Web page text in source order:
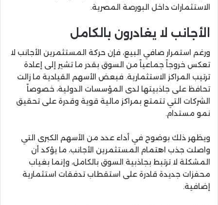
الاستثمارات داخل البورصة المصرية.
الأجانب لا يغادرون بالكامل
ورغم استمرار صافي البيع، فإن حركة المستثمرين الأجانب لا
تعكس خروجاً جماعياً من السوق بقدر ما تشير إلى إعادة
ترتيب المراكز الاستثمارية. فبعض الأسهم القيادية ما زالت
تحافظ على جاذبيتها لدى المؤسسات الدولية، خصوصاً
الشركات التي تتمتع بمراكز مالية قوية وقدرة على تحقيق
نمو مستدام.
ويظهر ذلك بوضوح في أداء عدد من الأسهم الكبرى التي
واصلت جذب اهتمام المستثمرين الأجانب، ما يؤكد أن
المشكلة لا ترتبط بجاذبية السوق بالكامل، وإنما بغياب
محفزات جديدة قادرة على استقطاب تدفقات استثمارية
إضافية.